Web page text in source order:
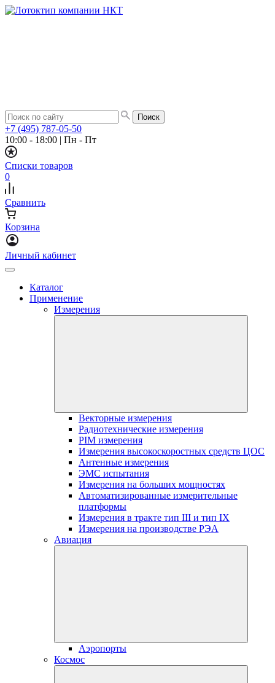
+7 (495) 787-05-50
10:00 - 18:00 | Пн - Пт
Списки товаров
0
Сравнить
Корзина
Личный кабинет
Каталог
Применение
Измерения
Векторные измерения
Радиотехнические измерения
PIM измерения
Измерения высокоскоростных средств ЦОС
Антенные измерения
ЭМС испытания
Измерения на больших мощностях
Автоматизированные измерительные
платформы
Измерения в тракте тип III и тип IX
Измерения на производстве РЭА
Авиация
Аэропорты
Космос